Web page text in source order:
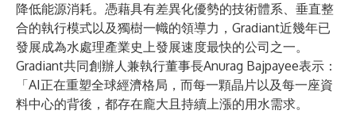
降低能源消耗。憑藉具有差異化優勢的技術體系、垂直整
合的執行模式以及獨樹一幟的領導力，Gradiant近幾年已
發展成為水處理產業史上發展速度最快的公司之一。
Gradiant共同創辦人兼執行董事長Anurag Bajpayee表示：
「AI正在重塑全球經濟格局，而每一顆晶片以及每一座資
料中心的背後，都存在龐大且持續上漲的用水需求。